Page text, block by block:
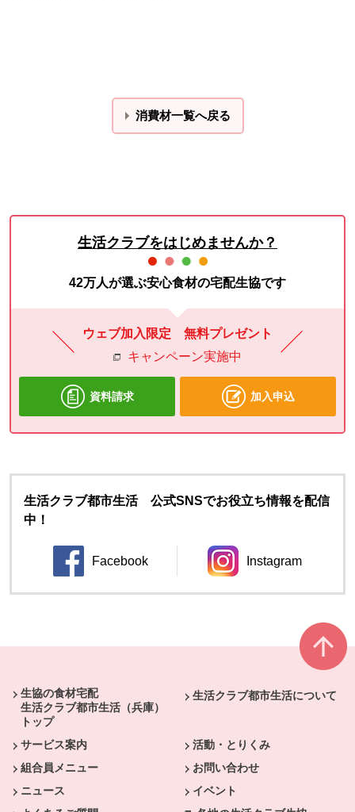
消費材一覧へ戻る
生活クラブをはじめませんか？
42万人が選ぶ安心食材の宅配生協です
ウェブ加入限定 無料プレゼント
キャンペーン実施中
資料請求 加入申込
生活クラブ都市生活 公式SNSでお役立ち情報を配信
中！
Facebook
別のウィンドウで開きます。
Instagram
別のウィンドウ
生協の食材宅配
生活クラブ都市生活（兵庫）
トップ
生活クラブ都市生活について
サービス案内
活動・とりくみ
組合員メニュー
お問い合わせ
ニュース
イベント